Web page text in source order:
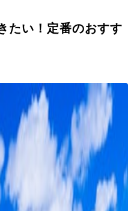
たい！定番のおすす